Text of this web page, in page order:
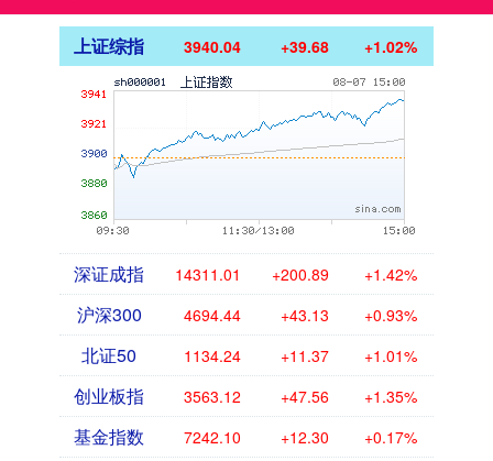
上证综指 3940.04 +39.68 +1.02%
深证成指 14311.01 +200.89 +1.42%
沪深300 4694.44 +43.13 +0.93%
北证50 1134.24 +11.37 +1.01%
创业板指 3563.12 +47.56 +1.35%
基金指数 7242.10 +12.30 +0.17%